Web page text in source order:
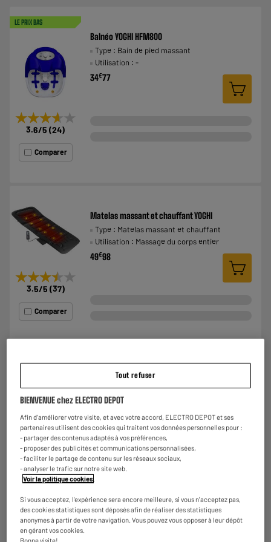
LE PRIX BAS
★★★★★
★★★★★
3.6/5 (24)
Comparer
Balnéo YOGHI HFM800
Type : Bain de pied massant
Utilisation : -
34€77
★★★★★
★★★★★
3.5/5 (37)
Comparer
Matelas massant et chauffant YOGHI
Type : Matelas massant et chauffant
Utilisation : Massage du corps entier
49€98
★★★★★
★★★★★
2.9/5(18)
Comparer
Type : Pour se réchauffer les mains
0 98
Tout refuser
BIENVENUE chez ELECTRO DEPOT
Afin d'améliorer votre visite, et avec votre accord, ELECTRO DEPOT et ses
partenaires utilisent des cookies qui traitent vos données personnelles pour :
- partager des contenus adaptés à vos préférences,
- proposer des publicités et communications personnalisées,
- faciliter le partage de contenu sur les réseaux sociaux,
- analyser le trafic sur notre site web.
Voir la politique cookies.
Si vous acceptez, l'expérience sera encore meilleure, si vous n'acceptez pas,
des cookies statistiques sont déposés afin de réaliser des statistiques
anonymes à partir de votre navigation. Vous pouvez vous opposer à leur dépôt
en gérant vos cookies.
Bonne visite!